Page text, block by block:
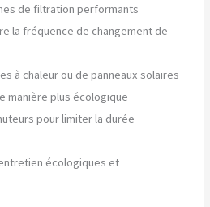
de filtration performants
la fréquence de changement de
à chaleur ou de panneaux solaires
manière plus écologique
pour limiter la durée
écologiques et